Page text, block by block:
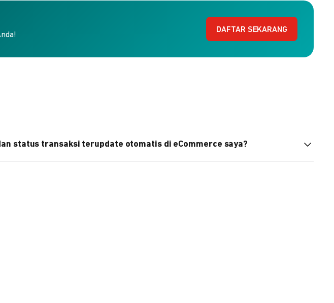
DAFTAR SEKARANG
status transaksi terupdate otomatis di eCommerce saya?